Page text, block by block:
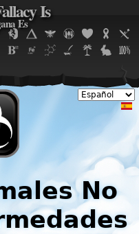
Is
Es
No